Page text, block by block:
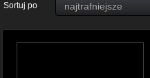
Sortuj po